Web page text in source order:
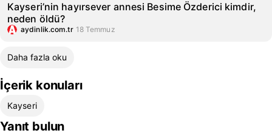
Kayseri’nin hayırsever annesi Besime Özderici kimdir,
neden öldü?
aydinlik.com.tr 18 Temmuz
Daha fazla oku
İçerik konuları
Kayseri
Yanıt bulun